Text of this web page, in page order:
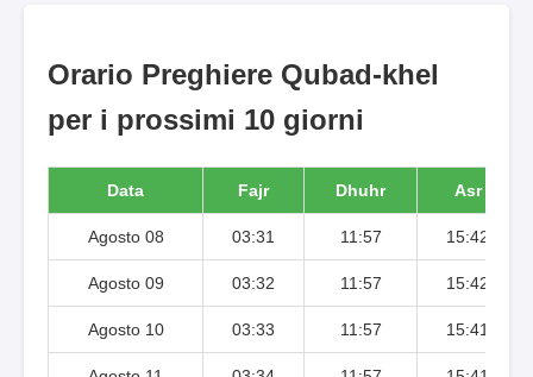
Orario Preghiere Qubad-khel
per i prossimi 10 giorni
Data Fajr Dhuhr Asr
Agosto 08 03:31 11:57 15:42
Agosto 09 03:32 11:57 15:42
Agosto 10 03:33 11:57 15:41